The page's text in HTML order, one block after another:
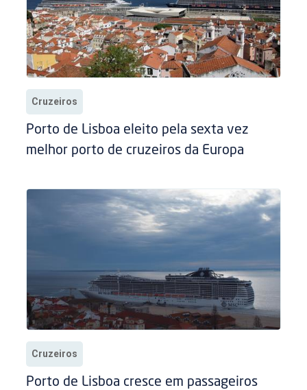
Cruzeiros
Porto de Lisboa eleito pela sexta vez
melhor porto de cruzeiros da Europa
Cruzeiros
Porto de Lisboa cresce em passageiros